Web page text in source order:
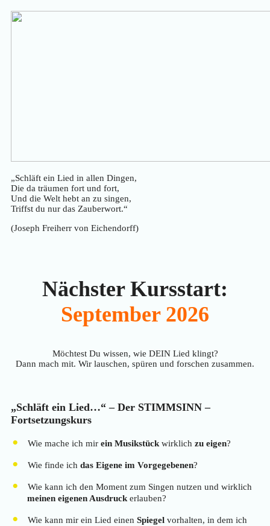
Zum
Inhalt
„Schläft ein Lied in allen Dingen,
Die da träumen fort und fort,
Und die Welt hebt an zu singen,
Triffst du nur das Zauberwort.“
(Joseph Freiherr von Eichendorff)
Nächster Kursstart:
September 2026
Möchtest Du wissen, wie DEIN Lied klingt?
Dann mach mit. Wir lauschen, spüren und forschen zusammen.
„Schläft ein Lied…“ – Der STIMMSINN –
Fortsetzungskurs
Wie mache ich mir ein Musikstückwirklich zu eigen?
Wie finde ich das Eigene im Vorgegebenen?
Wie kann ich den Moment zum Singen nutzen und wirklich
meinen eigenen Ausdruck erlauben?
Wie kann mir ein Lied einen Spiegelvorhalten, in dem ich